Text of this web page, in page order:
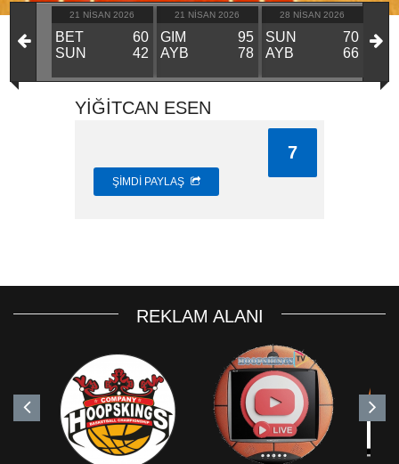
2026
KIN
21 NISAN 2026
BET
60
SUN
42
21 NISAN 2026
GIM
95
AYB
78
28 NISAN 2026
SUN
70
AYB
66
GIM
BET
YİĞİTCAN ESEN
7
ŞIMDI PAYLAŞ
REKLAM ALANI